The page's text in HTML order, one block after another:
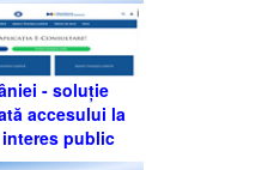
- soluție
accesului la
public